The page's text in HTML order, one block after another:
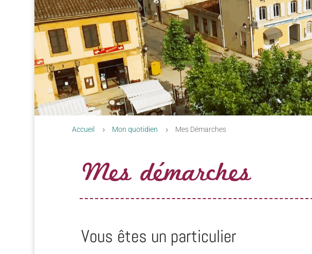
Accueil 5 Mon quotidien 5 Mes Démarches
Mes démarches
Vous êtes un particulier